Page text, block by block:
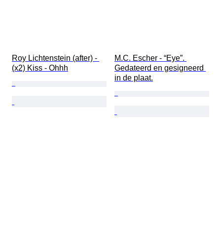
Roy Lichtenstein (after) -
(x2) Kiss - Ohhh
M.C. Escher - “Eye”.
Gedateerd en gesigneerd
in de plaat.